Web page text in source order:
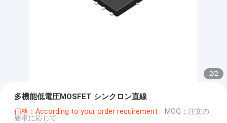
2/2
多機能低電圧MOSFET シンクロン直線
価格：According to your order requirement MOQ：注文の
要求に応じて